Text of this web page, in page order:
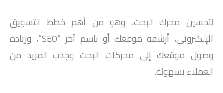
لتحسين محرك البحث، وهو من أهم خطط التسويق
الإلكتروني، أرشفة موقعك أو باسم آخر “SEO”، وزيادة
وصول موقعك إلى محركات البحث وجذب المزيد من
العملاء بسهولة.